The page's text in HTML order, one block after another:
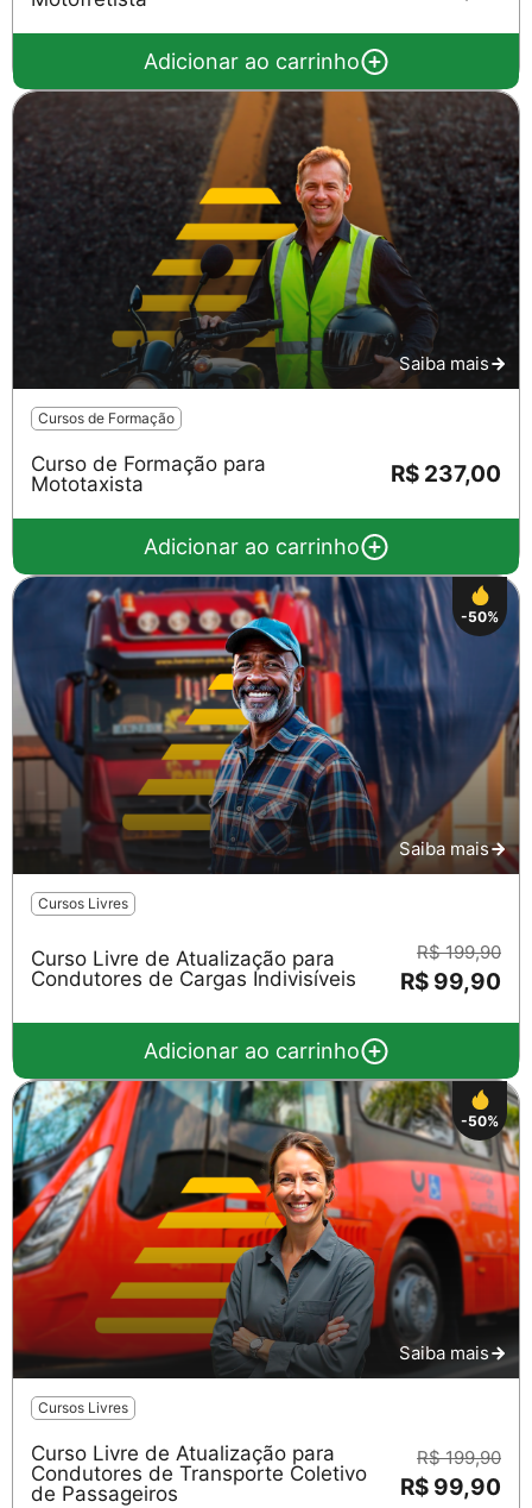
Adicionar ao carrinho
Saiba mais
Cursos de Formação
Curso de Formação para
Mototaxista
R$ 237,00
Adicionar ao carrinho
-50%
Saiba mais
Cursos Livres
Curso Livre de Atualização para
Condutores de Cargas Indivisíveis
R$ 199,90
R$ 99,90
Adicionar ao carrinho
-50%
Saiba mais
Cursos Livres
Curso Livre de Atualização para
Condutores de Transporte Coletivo
de Passageiros
R$ 199,90
R$ 99,90